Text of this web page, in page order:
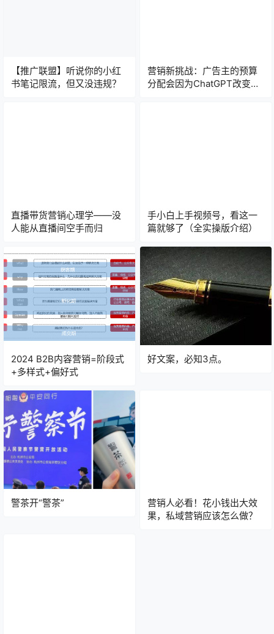
【推广联盟】听说你的小红
书笔记限流，但又没违规？
营销新挑战：广告主的预算
分配会因为ChatGPT改变
直播带货营销心理学——没
人能从直播间空手而归
手小白上手视频号，看这一
篇就够了（全实操版介绍）
2024 B2B内容营销=阶段式
+多样式+偏好式
好文案，必知3点。
警茶开“警茶”
营销人必看！花小钱出大效
果，私域营销应该怎么做？